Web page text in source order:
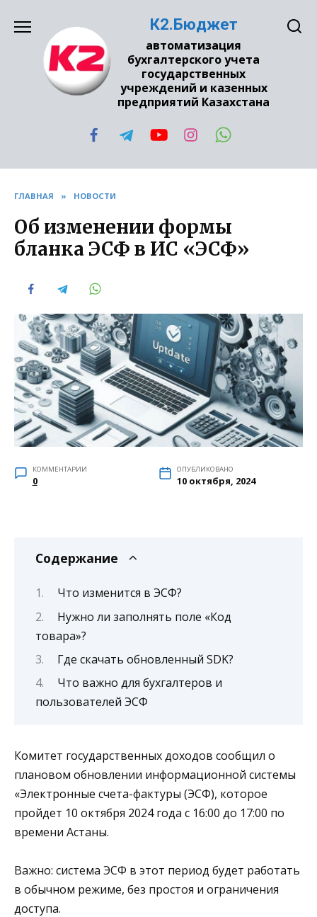
содержанию
К2.Бюджет
автоматизация
бухгалтерского учета
государственных
учреждений и казенных
предприятий Казахстана
ГЛАВНАЯ » НОВОСТИ
Об изменении формы
бланка ЭСФ в ИС «ЭСФ»
КОММЕНТАРИИ
0
ОПУБЛИКОВАНО
10 октября, 2024
Содержание
Что изменится в ЭСФ?
Нужно ли заполнять поле «Код
товара»?
Где скачать обновленный SDK?
Что важно для бухгалтеров и
пользователей ЭСФ
Комитет государственных доходов сообщил о
плановом обновлении информационной системы
«Электронные счета-фактуры (ЭСФ), которое
пройдет 10 октября 2024 года с 16:00 до 17:00 по
времени Астаны.
Важно: система ЭСФ в этот период будет работать
в обычном режиме, без простоя и ограничения
доступа.